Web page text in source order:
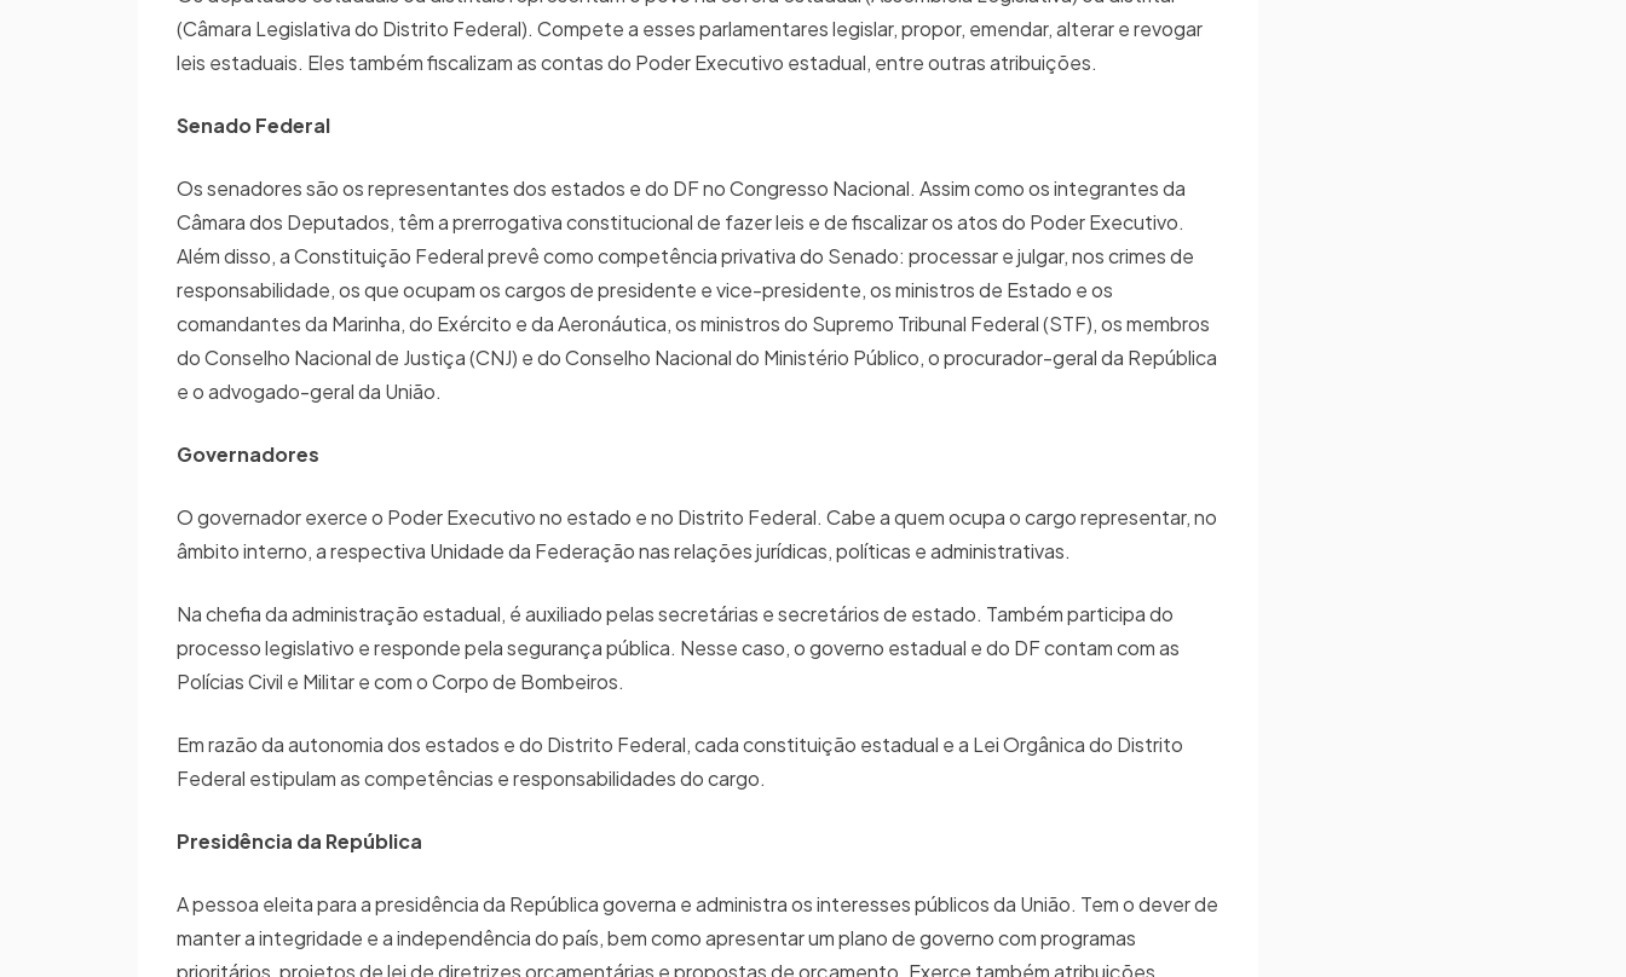
(Câmara Legislativa do Distrito Federal). Compete a esses parlamentares legislar, propor, emendar, alterar e revogar
leis estaduais. Eles também fiscalizam as contas do Poder Executivo estadual, entre outras atribuições.
Senado Federal
Os senadores são os representantes dos estados e do DF no Congresso Nacional. Assim como os integrantes da
Câmara dos Deputados, têm a prerrogativa constitucional de fazer leis e de fiscalizar os atos do Poder Executivo.
Além disso, a Constituição Federal prevê como competência privativa do Senado: processar e julgar, nos crimes de
responsabilidade, os que ocupam os cargos de presidente e vice-presidente, os ministros de Estado e os
comandantes da Marinha, do Exército e da Aeronáutica, os ministros do Supremo Tribunal Federal (STF), os membros
do Conselho Nacional de Justiça (CNJ) e do Conselho Nacional do Ministério Público, o procurador-geral da República
e o advogado-geral da União.
Governadores
O governador exerce o Poder Executivo no estado e no Distrito Federal. Cabe a quem ocupa o cargo representar, no
âmbito interno, a respectiva Unidade da Federação nas relações jurídicas, políticas e administrativas.
Na chefia da administração estadual, é auxiliado pelas secretárias e secretários de estado. Também participa do
processo legislativo e responde pela segurança pública. Nesse caso, o governo estadual e do DF contam com as
Polícias Civil e Militar e com o Corpo de Bombeiros.
Em razão da autonomia dos estados e do Distrito Federal, cada constituição estadual e a Lei Orgânica do Distrito
Federal estipulam as competências e responsabilidades do cargo.
Presidência da República
A pessoa eleita para a presidência da República governa e administra os interesses públicos da União. Tem o dever de
manter a integridade e a independência do país, bem como apresentar um plano de governo com programas
prioritários, projetos de lei de diretrizes orçamentárias e propostas de orçamento. Exerce também atribuições